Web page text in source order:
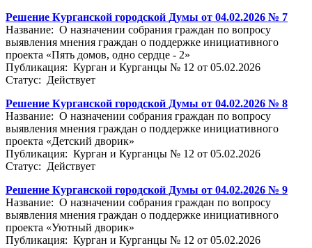
Решение Курганской городской Думы от 04.02.2026 № 7
Название: О назначении собрания граждан по вопросу
выявления мнения граждан о поддержке инициативного
проекта «Пять домов, одно сердце - 2»
Публикация: Курган и Курганцы № 12 от 05.02.2026
Статус: Действует
Решение Курганской городской Думы от 04.02.2026 № 8
Название: О назначении собрания граждан по вопросу
выявления мнения граждан о поддержке инициативного
проекта «Детский дворик»
Публикация: Курган и Курганцы № 12 от 05.02.2026
Статус: Действует
Решение Курганской городской Думы от 04.02.2026 № 9
Название: О назначении собрания граждан по вопросу
выявления мнения граждан о поддержке инициативного
проекта «Уютный дворик»
Публикация: Курган и Курганцы № 12 от 05.02.2026